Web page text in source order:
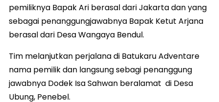
pemiliknya Bapak Ari berasal dari Jakarta dan yang
sebagai penanggungjawabnya Bapak Ketut Arjana
berasal dari Desa Wangaya Bendul.
Tim melanjutkan perjalana di Batukaru Adventare
nama pemilik dan langsung sebagi penanggung
jawabnya Dodek Isa Sahwan beralamat di Desa
Ubung, Penebel.